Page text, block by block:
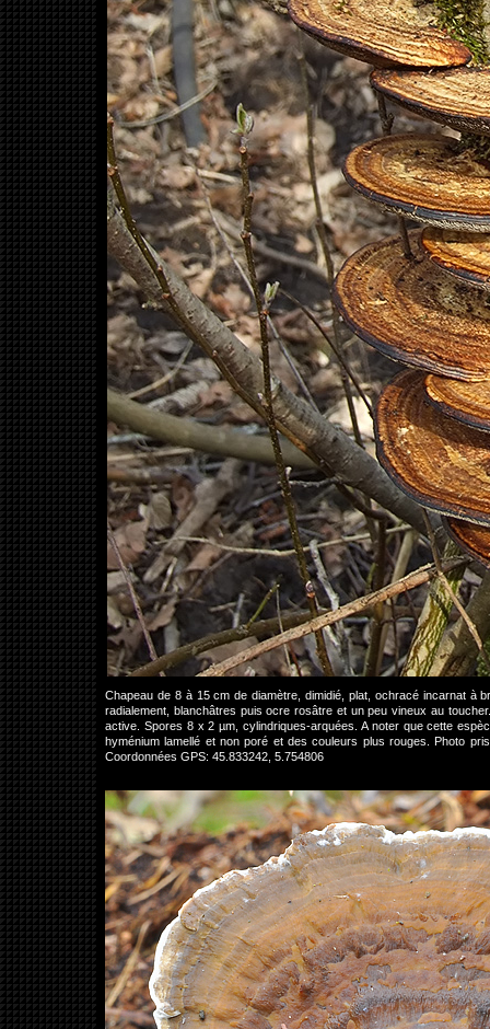
Chapeau de 8 à 15 cm de diamètre, dimidié, plat, ochracé incarnat à
radialement, blanchâtres puis ocre rosâtre et un peu vineux au
active. Spores 8 x 2 µm, cylindriques-arquées. A noter que cette
hyménium lamellé et non poré et des couleurs plus rouges. Photo
Coordonnées GPS: 45.833242, 5.754806